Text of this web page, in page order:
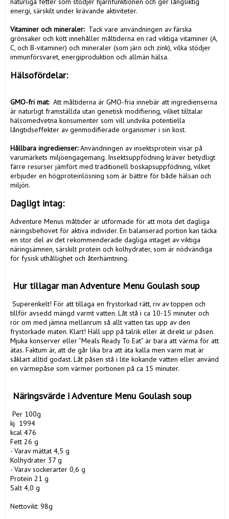
energi, särskilt under krävande aktiviteter.
Vitaminer och mineraler: Tack vare användningen av färska
grönsaker och kött innehåller måltiderna en rad viktiga vitaminer (A,
C, och B-vitaminer) och mineraler (som järn och zink), vilka stödjer
immunförsvaret, energiproduktion och allmän hälsa.
Hälsofördelar:
GMO-fri mat: Att måltiderna är GMO-fria innebär att ingredienserna
är naturligt framställda utan genetisk modifiering, vilket tilltalar
hälsomedvetna konsumenter som vill undvika potentiella
långtidseffekter av genmodifierade organismer i sin kost.
Hållbara ingredienser: Användningen av insektsprotein visar på
varumärkets miljöengagemang. Insektsuppfödning kräver betydligt
färre resurser jämfört med traditionell boskapsuppfödning, vilket
erbjuder en högproteinlösning som är bättre för både hälsan och
miljön.
Dagligt intag:
Adventure Menus måltider är utformade för att möta det dagliga
näringsbehovet för aktiva individer. En balanserad portion kan täcka
en stor del av det rekommenderade dagliga intaget av viktiga
näringsämnen, särskilt protein och kolhydrater, som är nödvändiga
för fysisk uthållighet och återhämtning.
Hur tillagar man Adventure Menu Goulash soup
tillför avsedd mängd varmt vatten. Låt stå i ca 10-15 minuter och
rör om med jämna mellanrum så allt vatten tas upp av den
frystorkade maten. Klart! Häll upp på talrik eller ät direkt ur påsen.
Mjuka konserver eller ”Meals Ready To Eat” är bara att värma för att
ätas. Faktum är, att de går lika bra att äta kalla men varm mat är
såklart alltid godast. Låt påsen stå i lite kokande vatten eller använd
en värmepåse som värmer portionen på ca 15 minuter.
Näringsvärde i Adventure Menu Goulash soup
kj  1994
kcal 476
Fett 26 g
- Varav mättat 4,5 g
Kolhydrater 37 g
- Varav sockerarter 0,6 g
Protein 21 g
Salt 4,0 g
Nettovikt: 98g